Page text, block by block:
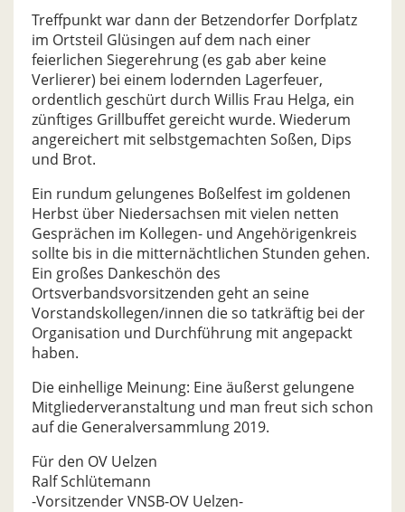
Treffpunkt war dann der Betzendorfer Dorfplatz
im Ortsteil Glüsingen auf dem nach einer
feierlichen Siegerehrung (es gab aber keine
Verlierer) bei einem lodernden Lagerfeuer,
ordentlich geschürt durch Willis Frau Helga, ein
zünftiges Grillbuffet gereicht wurde. Wiederum
angereichert mit selbstgemachten Soßen, Dips
und Brot.
Ein rundum gelungenes Boßelfest im goldenen
Herbst über Niedersachsen mit vielen netten
Gesprächen im Kollegen- und Angehörigenkreis
sollte bis in die mitternächtlichen Stunden gehen.
Ein großes Dankeschön des
Ortsverbandsvorsitzenden geht an seine
Vorstandskollegen/innen die so tatkräftig bei der
Organisation und Durchführung mit angepackt
haben.
Die einhellige Meinung: Eine äußerst gelungene
Mitgliederveranstaltung und man freut sich schon
auf die Generalversammlung 2019.
Für den OV Uelzen
Ralf Schlütemann
-Vorsitzender VNSB-OV Uelzen-